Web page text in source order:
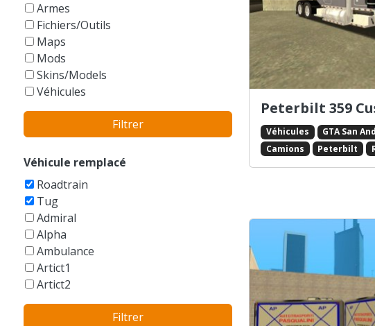
Armes
Fichiers/Outils
Maps
Mods
Skins/Models
Véhicules
Filtrer
Véhicule remplacé
Roadtrain
Tug
Admiral
Alpha
Ambulance
Artict1
Artict2
Artict3
Filtrer
Peterbilt 359
Véhicules
GTA San
Camions
Peterbilt